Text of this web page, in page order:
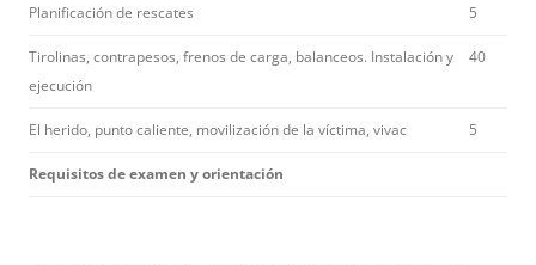
Planificación de rescates 5
Tirolinas, contrapesos, frenos de carga, balanceos. Instalación y
ejecución
40
El herido, punto caliente, movilización de la víctima, vivac 5
Requisitos de examen y orientación